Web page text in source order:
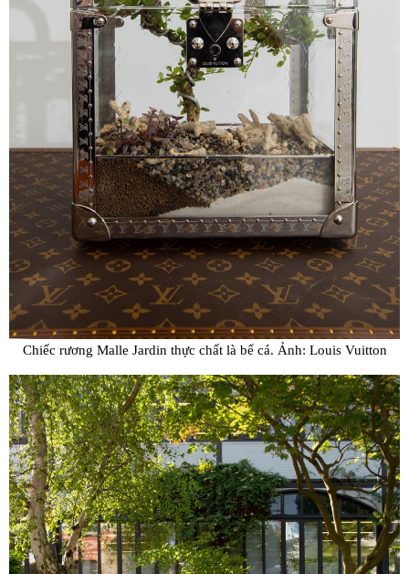
Chiếc rương Malle Jardin thực chất là bể cá. Ảnh: Louis Vuitton